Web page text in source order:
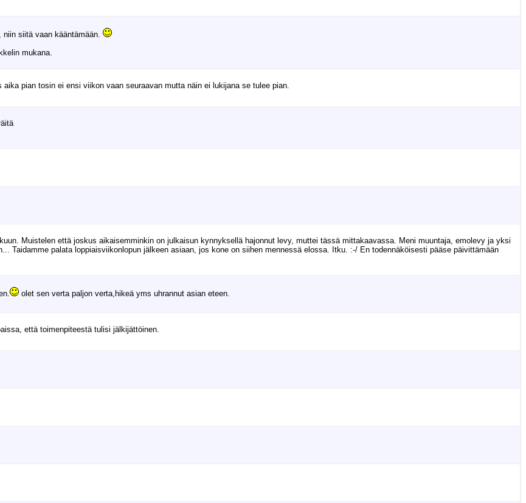
siitä vaan kääntämään.
mukana.
pian tosin ei ensi viikon vaan seuraavan mutta näin ei lukijana se tulee pian.
Muistelen että joskus aikaisemminkin on julkaisun kynnyksellä hajonnut levy, muttei tässä mittakaavassa. Meni muuntaja, emolevy ja yksi
Taidamme palata loppiaisviikonlopun jälkeen asiaan, jos kone on siihen mennessä elossa. Itku. :-/ En todennäköisesti pääse päivittämään
olet sen verta paljon verta,hikeä yms uhrannut asian eteen.
että toimenpiteestä tulisi jälkijättöinen.